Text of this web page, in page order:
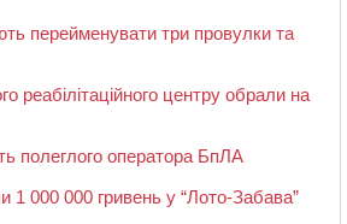
перейменувати три провулки та
реабілітаційного центру обрали на
полеглого оператора БпЛА
1 000 000 гривень у “Лото-Забава”